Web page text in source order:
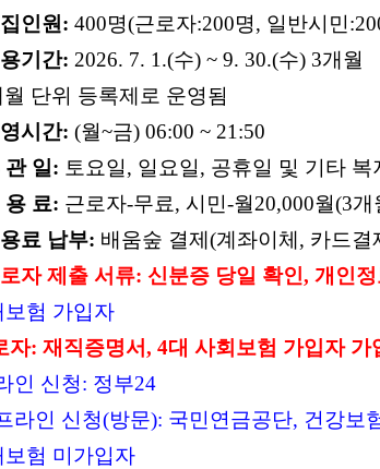
인원 : 400명(근로자:200명, 일반시민
기간: 2026. 7. 1.(수) ~ 9. 30.(수) 3개월
월 단위 등록제로 운영됨
시간: (월~금) 06:00 ~ 21:50
관 일 : 토요일, 일요일, 공휴일 및 기타 복
용 료: 근로자-무료, 시민-월20,000월(3개
료 납부: 배움숲 결제 (계좌이체 , 카드결
자 제출 서류: 신분증 당일 확인, 개인정
보험 가입자
자: 재직증명서, 4대 사회보험 가입자 가
인 신청: 정부24
라인 신청(방문): 국민연금공단, 건강보
보험 미가입자